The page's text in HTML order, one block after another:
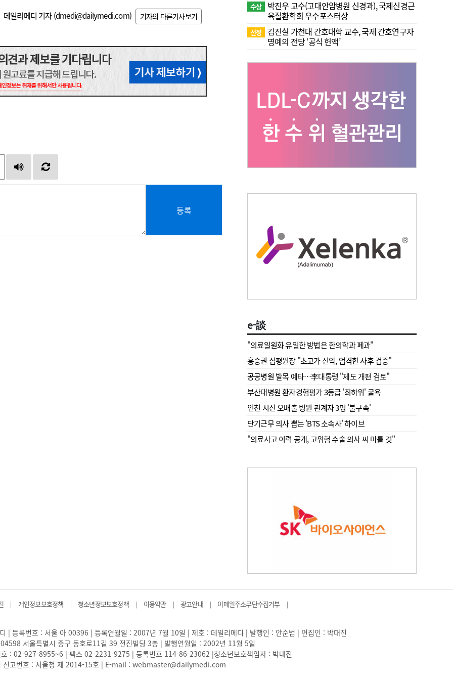
데일리메디 기자 (dmedi@dailymedi.com) 기자의 다른기사보기
등록
수상
박진우 교수(고대안암병원 신경과), 국제신경근
육질환학회 우수포스터상
선정
김진실 가천대 간호대학 교수, 국제 간호연구자
명예의 전당 ‘공식 헌액’
e-談
"의료일원화 유일한 방법은 한의학과 폐과"
홍승권 심평원장 " 초고가 신약, 엄격한 사후 검증"
공공병원 발목 예타…李대통령 "제도 개편 검토"
부산대병원 환자경험평가 3등급 '최하위' 굴욕
인천 시신 오배출 병원 관계자 3명 '불구속'
단기근무 의사 뽑는 'BTS 소속사' 하이브
"의료사고 이력 공개, 고위험 수술 의사 씨 마를 것"
| 개인정보보호정책 | 청소년정보보호정책 | 이용약관 | 광고안내 | 이메일주소무단수집거부 |
| 등록번호 : 서울 아 00396 | 등록연월일 : 2007년 7월 10일 | 제호 : 데일리메디 | 발행인 : 안순범 | 편집인 : 박대진
서울특별시 중구 동호로11길 39 전진빌딩 3층 | 발행연월일 : 2002년 11월 5일
호 : 02-927-8955~6 | 팩스 02-2231-9275 | 등록번호 114-86-23062 |청소년보호책임자 : 박대진
신고번호 : 서울청 제 2014-15호 | E-mail : webmaster@dailymedi.com